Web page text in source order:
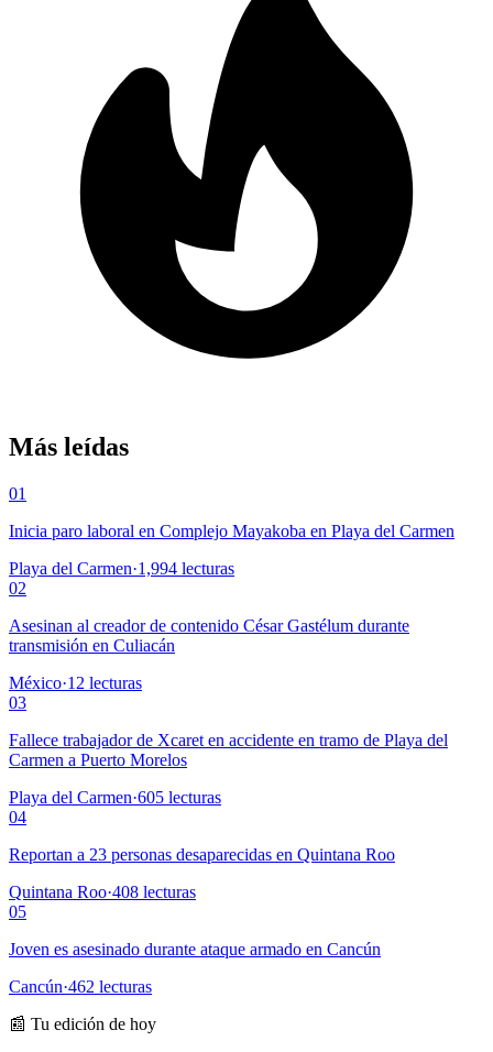
Más leídas
01
Inicia paro laboral en Complejo Mayakoba en Playa del Carmen
Playa del Carmen·1,994 lecturas
02
Asesinan al creador de contenido César Gastélum durante
transmisión en Culiacán
México·12 lecturas
03
Fallece trabajador de Xcaret en accidente en tramo de Playa del
Carmen a Puerto Morelos
Playa del Carmen·605 lecturas
04
Reportan a 23 personas desaparecidas en Quintana Roo
Quintana Roo·408 lecturas
05
Joven es asesinado durante ataque armado en Cancún
Cancún·462 lecturas
📰 Tu edición de hoy